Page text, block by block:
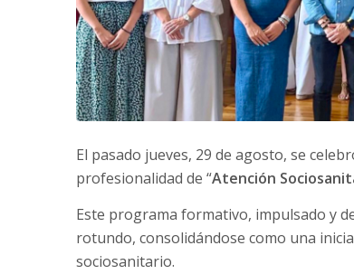
El pasado jueves, 29 de agosto, se
profesionalidad de “Atención
Este programa formativo, impulsado y
rotundo, consolidándose como una
sociosanitario.